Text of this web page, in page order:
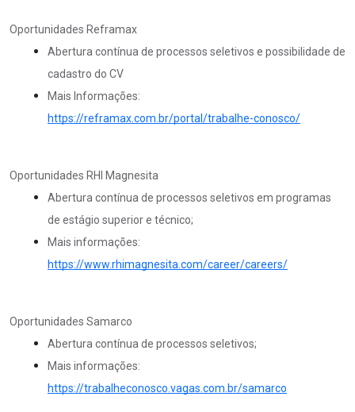
Oportunidades Reframax
Abertura contínua de processos seletivos e possibilidade de
cadastro do CV
Mais Informações:
https://reframax.com.br/portal/trabalhe-conosco/
Oportunidades RHI Magnesita
Abertura contínua de processos seletivos em programas
de estágio superior e técnico;
Mais informações:
https://www.rhimagnesita.com/career/careers/
Oportunidades Samarco
Abertura contínua de processos seletivos;
Mais informações:
https://trabalheconosco.vagas.com.br/samarco